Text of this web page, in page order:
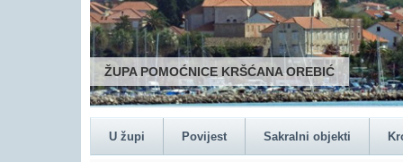
ŽUPA POMOĆNICE KRŠĆANA OREBIĆ
U župi Povijest Sakralni objekti